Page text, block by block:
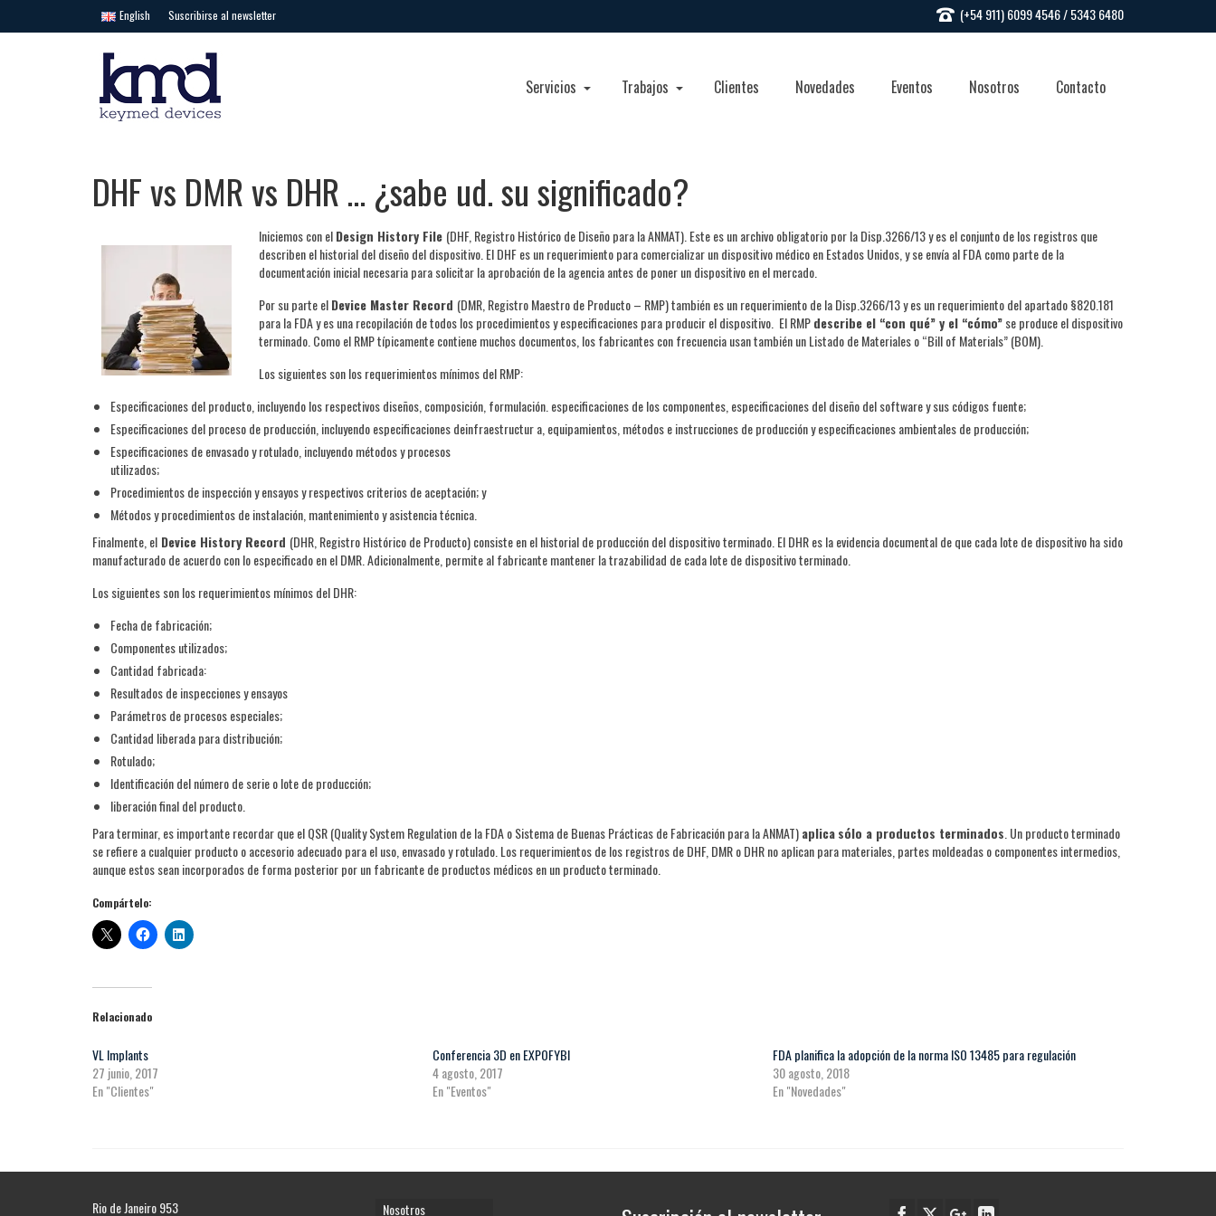
English Suscribirse al newsletter (+54 911) 6099 4546 / 5343 6480
Servicios Trabajos Clientes Novedades Eventos Nosotros Contacto
DHF vs DMR vs DHR … ¿sabe ud. su significado?
Iniciemos con elDesign History File (DHF, Registro Histórico de Diseño para la ANMAT). Este es un archivo obligatorio por la Disp.3266/13 y es el conjunto de los registros que
describen el historial del diseño del dispositivo. El DHF es un requerimiento para comercializar un dispositivo médico en Estados Unidos, y se envía al FDA como parte de la
documentación inicial necesaria para solicitar la aprobación de la agencia antes de poner un dispositivo en el mercado.
Por su parte elDevice Master Record (DMR, Registro Maestro de Producto – RMP) también es un requerimiento de la Disp.3266/13 y es un requerimiento del apartado §820.181
para la FDA y es una recopilación de todos los procedimientos y especificaciones para producir el dispositivo. El RMPdescribe el “con qué” y el “cómo”se produce el dispositivo
terminado. Como el RMP típicamente contiene muchos documentos, los fabricantes con frecuencia usan también un Listado de Materiales o “Bill of Materials” (BOM).
Los siguientes son los requerimientos mínimos del RMP:
Especificaciones del producto, incluyendo los respectivos diseños, composición, formulación. especificaciones de los componentes, especificaciones del diseño del software y sus códigos fuente;
Especificaciones del proceso de producción, incluyendo especificaciones deinfraestructur a, equipamientos, métodos e instrucciones de producción y especificaciones ambientales de producción;
Especificaciones de envasado y rotulado, incluyendo métodos y procesos
utilizados;
Procedimientos de inspección y ensayos y respectivos criterios de aceptación; y
Métodos y procedimientos de instalación, mantenimiento y asistencia técnica.
Finalmente, el Device History Record (DHR, Registro Histórico de Producto) consiste en el historial de producción del dispositivo terminado. El DHR es la evidencia documental de que cada lote de dispositivo ha sido
manufacturado de acuerdo con lo especificado en el DMR. Adicionalmente, permite al fabricante mantener la trazabilidad de cada lote de dispositivo terminado.
Los siguientes son los requerimientos mínimos del DHR:
Fecha de fabricación;
Componentes utilizados;
Cantidad fabricada:
Resultados de inspecciones y ensayos
Parámetros de procesos especiales;
Cantidad liberada para distribución;
Rotulado;
Identificación del número de serie o lote de producción;
liberación final del producto.
Para terminar, es importante recordar que el QSR (Quality System Regulation de la FDA o Sistema de Buenas Prácticas de Fabricación para la ANMAT)aplicasólo a productos terminados . Un producto terminado
se refiere a cualquier producto o accesorio adecuado para el uso, envasado y rotulado. Los requerimientos de los registros de DHF, DMR o DHR no aplican para materiales, partes moldeadas o componentes intermedios,
aunque estos sean incorporados de forma posterior por un fabricante de productos médicos en un producto terminado.
Compártelo:
Relacionado
VL Implants
27 junio, 2017
En "Clientes"
Conferencia 3D en EXPOFYBI
4 agosto, 2017
En "Eventos"
FDA planifica la adopción de la norma ISO 13485 para regulación
30 agosto, 2018
En "Novedades"
Rio de Janeiro 953 Nosotros